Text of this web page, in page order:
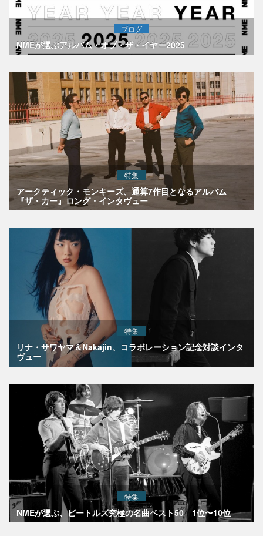
ブログ
NMEが選ぶアルバム・オブ・ザ・イヤー2025
特集
アークティック・モンキーズ、通算7作目となるアルバム
『ザ・カー』ロング・インタヴュー
特集
リナ・サワヤマ＆Nakajin、コラボレーション記念対談インタ
ヴュー
特集
NMEが選ぶ、ビートルズ究極の名曲ベスト50 1位〜10位